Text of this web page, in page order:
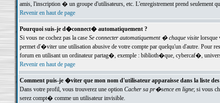
amis, l'inscription � un groupe d'utilisateurs, etc. L'enregistrement prend seulement
Revenir en haut de page
Pourquoi suis-je d�connect� automatiquement ?
Si vous ne cochez pas la case Se connecter automatiquement � chaque visitelorsque
permet d'�viter une utilisation abusive de votre compte par quelqu'un d'autre. Pour
forum en utilisant un ordinateur partag�, exemple : biblioth�que, cybercaf�,
Revenir en haut de page
Comment puis-je �viter que mon nom d'utilisateur apparaisse dans la liste
Dans votre profil, vous trouverez une option Cacher sa pr�sence en ligne; si vous
serez compt� comme un utilisateur invisible.